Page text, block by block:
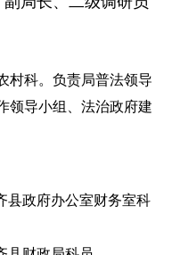
村科。负责局普法领导
领导小组、法治政府建
县政府办公室财务室科